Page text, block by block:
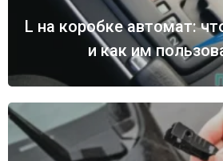
L на коробке автомат:
и как им